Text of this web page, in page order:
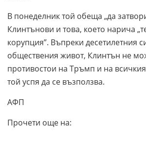
В понеделник той обеща „да
Клинтънови и това, което нарича
корупция”. Въпреки десетилетния
обществения живот, Клинтън не
противостои на Тръмп и на
той успя да се възползва.
АФП
Прочети още на: